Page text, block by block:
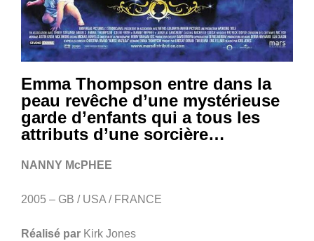
Emma Thompson entre dans la
peau revêche d’une mystérieuse
garde d’enfants qui a tous les
attributs d’une sorcière…
NANNY McPHEE
2005 – GB / USA / FRANCE
Réalisé par Kirk Jones